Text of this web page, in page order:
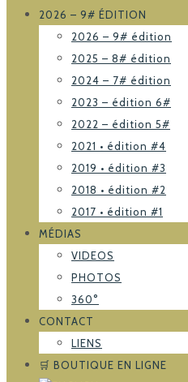
2026 – 9# ÉDITION
2026 – 9# édition
2025 – 8# édition
2024 – 7# édition
2023 – édition 6#
2022 – édition 5#
2021 • édition #4
2019 • édition #3
2018 • édition #2
2017 • édition #1
MÉDIAS
VIDEOS
PHOTOS
360°
CONTACT
LIENS
🛒 BOUTIQUE EN LIGNE